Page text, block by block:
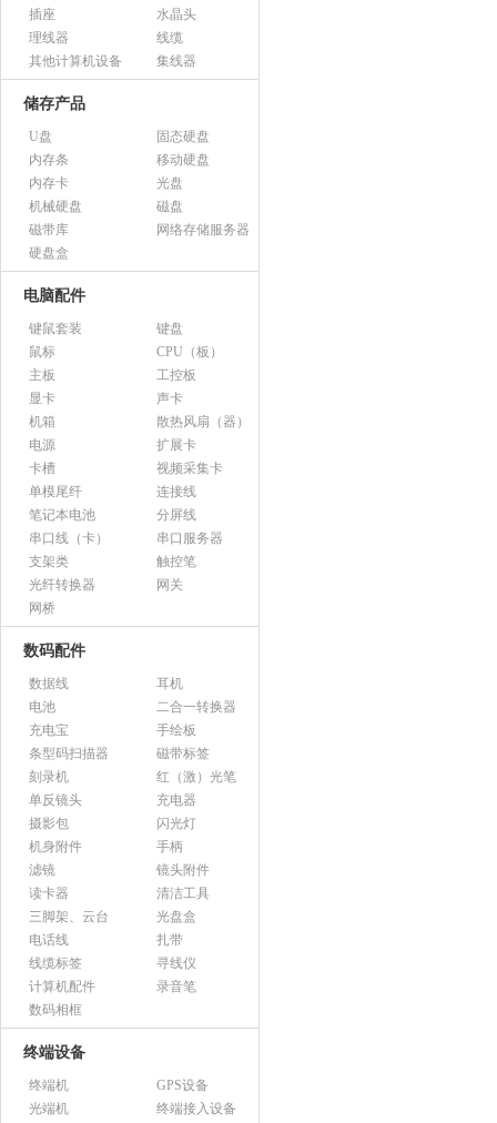
插座
水晶头
理线器
线缆
其他计算机设备
集线器
储存产品
U盘
固态硬盘
内存条
移动硬盘
内存卡
光盘
机械硬盘
磁盘
磁带库
网络存储服务器
硬盘盒
电脑配件
键鼠套装
键盘
鼠标
CPU（板）
主板
工控板
显卡
声卡
机箱
散热风扇（器）
电源
扩展卡
卡槽
视频采集卡
单模尾纤
连接线
笔记本电池
分屏线
串口线（卡）
串口服务器
支架类
触控笔
光纤转换器
网关
网桥
数码配件
数据线
耳机
电池
二合一转换器
充电宝
手绘板
条型码扫描器
磁带标签
刻录机
红（激）光笔
单反镜头
充电器
摄影包
闪光灯
机身附件
手柄
滤镜
镜头附件
读卡器
清洁工具
三脚架、云台
光盘盒
电话线
扎带
线缆标签
寻线仪
计算机配件
录音笔
数码相框
终端设备
终端机
GPS设备
光端机
终端接入设备